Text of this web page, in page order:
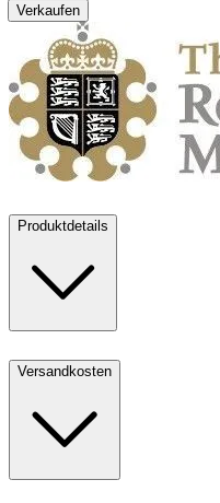
Verkaufen
Produktdetails
Versandkosten